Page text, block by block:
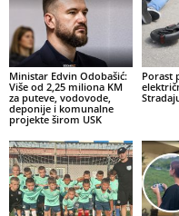
Ministar Edvin Odobašić:
Više od 2,25 miliona KM
za puteve, vodovode,
deponije i komunalne
projekte širom USK
Porast